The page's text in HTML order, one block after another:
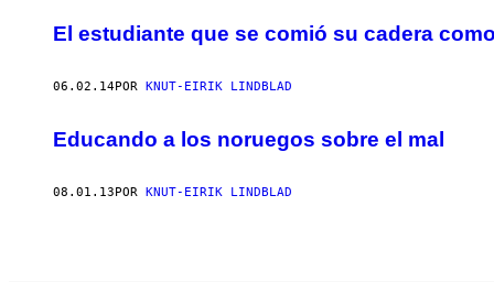
El estudiante que se comió su cadera
06.02.14POR KNUT-EIRIK LINDBLAD
Educando a los noruegos sobre el mal
08.01.13 POR KNUT-EIRIK LINDBLAD